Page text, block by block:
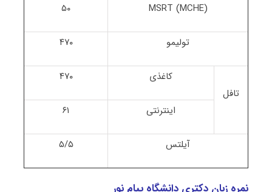
MSRT (MCHE) ۵۰
تولیمو ۴۷۰
تافل
کاغذی ۴۷۰
اینترنتی ۶۱
آیلتس ۵/۵
نمره زبان دکتری دانشگاه پیام نور